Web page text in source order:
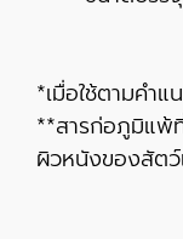
*เมื่อใช้ตามคำแ
**สารก่อภูมิแพ้
ผิวหนังของสัต